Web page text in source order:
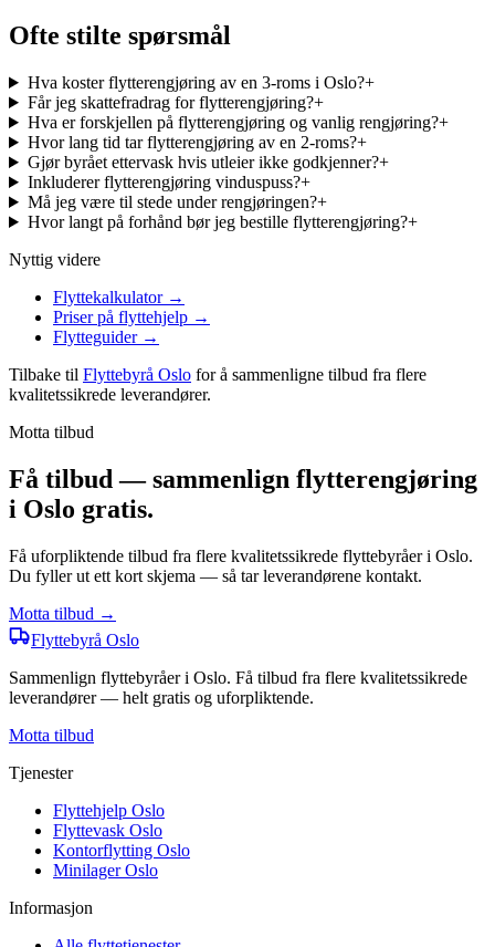
Ofte stilte spørsmål
Hva koster flytterengjøring av en 3-roms i Oslo?+
Får jeg skattefradrag for flytterengjøring?+
Hva er forskjellen på flytterengjøring og vanlig rengjøring?+
Hvor lang tid tar flytterengjøring av en 2-roms?+
Gjør byrået ettervask hvis utleier ikke godkjenner?+
Inkluderer flytterengjøring vinduspuss?+
Må jeg være til stede under rengjøringen?+
Hvor langt på forhånd bør jeg bestille flytterengjøring?+
Nyttig videre
Flyttekalkulator→
Priser på flyttehjelp →
Flytteguider→
Tilbake til Flyttebyrå Oslo for å sammenligne tilbud fra flere
kvalitetssikrede leverandører.
Motta tilbud
Få tilbud — sammenlign flytterengjøring
i Oslo gratis.
Få uforpliktende tilbud fra flere kvalitetssikrede flyttebyråer i Oslo.
Du fyller ut ett kort skjema — så tar leverandørene kontakt.
Motta tilbud →
Flyttebyrå Oslo
Sammenlign flyttebyråer i Oslo. Få tilbud fra flere kvalitetssikrede
leverandører — helt gratis og uforpliktende.
Motta tilbud
Tjenester
Flyttehjelp Oslo
Flyttevask Oslo
Kontorflytting Oslo
Minilager Oslo
Informasjon